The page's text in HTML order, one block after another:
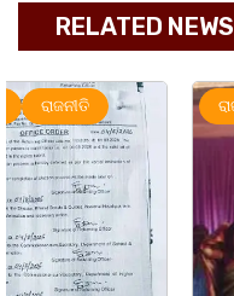
RELATED NEWS
ରାଜ୍ୟ